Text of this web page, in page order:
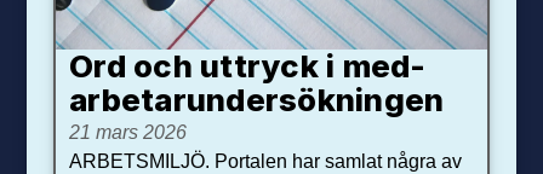
Ord och uttryck i med­­
arbetar­­under­sökningen
21 mars 2026
ARBETSMILJÖ. Portalen har samlat några av